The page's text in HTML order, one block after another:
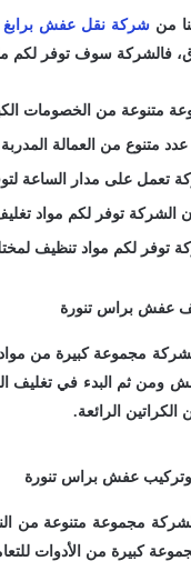
منشركة نقل عفش برابغ
فالشركة سوف توفر لكم
متنوعة من الخصومات
عدد متنوع من العمالة
تعمل على مدار الساعة
الشركة توفر لكم مواد
توفر لكم مواد تنظيف
عفش براس تنورة
مجموعة كبيرة من
ومن ثم البدء في تغليف
الرائعة.
عفش براس تنورة
مجموعة متنوعة من
كبيرة من الأدوات